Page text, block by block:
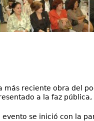
más reciente obra del
a la faz
evento se inició con la